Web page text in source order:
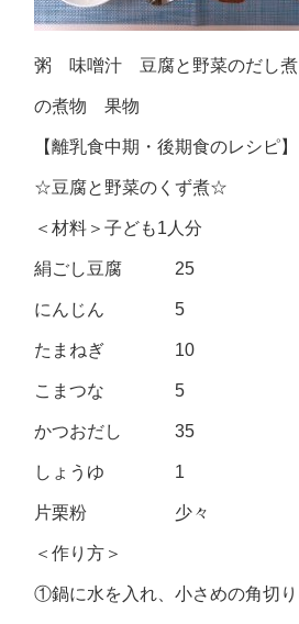
粥 味噌汁 豆腐と野菜のだし
の煮物 果物
【離乳食中期・後期食のレシピ】
☆豆腐と野菜のくず煮☆
＜材料＞子ども1人分
絹ごし豆腐 25
にんじん 5
たまねぎ 10
こまつな 5
かつおだし 35
しょうゆ 1
片栗粉 少々
＜作り方＞
①鍋に水を入れ、小さめの角切